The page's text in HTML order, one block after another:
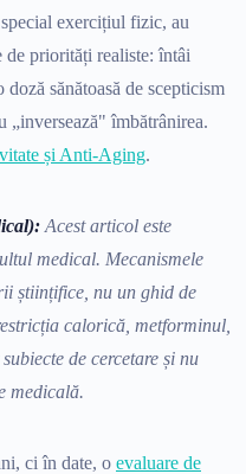
exercițiul fizic, au
de priorități realiste: întâi
sănătoasă de scepticism
„inversează" îmbătrânirea.
și Anti-Aging.
Acest articol este
medical. Mecanismele
științifice, nu un ghid de
calorică, metforminul,
de cercetare și nu
medicală.
ci în date, o evaluare de